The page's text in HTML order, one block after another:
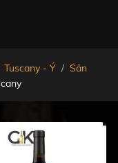
Tuscany - Ý / Sản